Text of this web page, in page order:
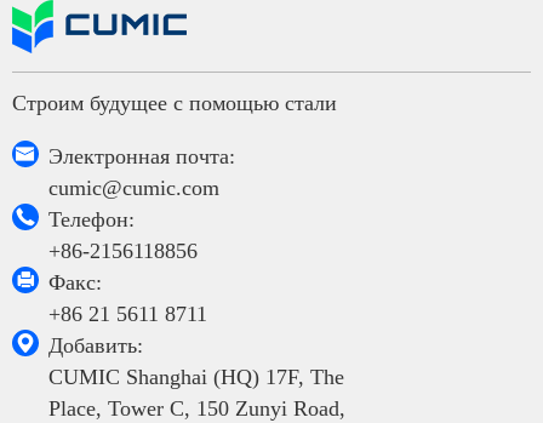
Строим будущее с помощью стали

Электронная почта:
cumic@cumic.com

Телефон:
+86-2156118856

Факс:
+86 21 5611 8711

Добавить:
CUMIC Shanghai (HQ) 17F, The
Place, Tower C, 150 Zunyi Road,